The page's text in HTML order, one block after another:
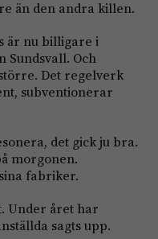
än den andra killen.
är nu billigare i
Sundsvall. Och
Det regelverk
subventionerar
det gick ju bra.
morgonen.
fabriker.
Under året har
sagts upp.